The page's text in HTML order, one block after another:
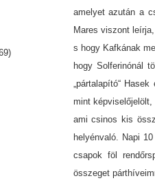
amelyet azután a
Mares viszont
s hogy Kafkának
hogy Solferinónál
„pártalapító“
mint
ami csinos kis
helyénvaló. Napi
csapok föl
összeget